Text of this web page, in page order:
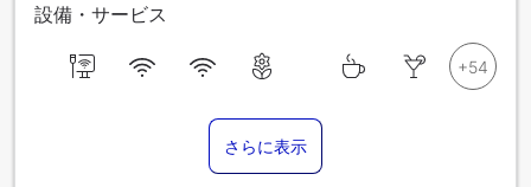
設備・サービス
さらに表示